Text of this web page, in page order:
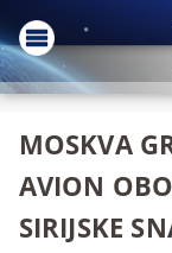
MOSKVA
AVION
SIRIJSKE